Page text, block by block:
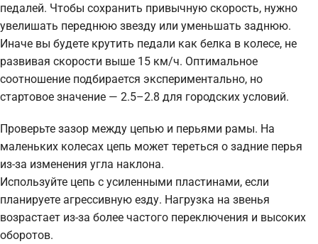
педалей. Чтобы сохранить привычную скорость, нужно
увелишать переднюю звезду или уменьшать заднюю.
Иначе вы будете крутить педали как белка в колесе, не
развивая скорости выше 15 км/ч. Оптимальное
соотношение подбирается экспериментально, но
стартовое значение — 2.5–2.8 для городских условий.
Проверьте зазор между цепью и перьями рамы. На
маленьких колесах цепь может тереться о задние перья
из-за изменения угла наклона.
Используйте цепь с усиленными пластинами, если
планируете агрессивную езду. Нагрузка на звенья
возрастает из-за более частого переключения и высоких
оборотов.